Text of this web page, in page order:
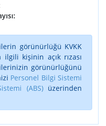
görünürlüğü KVKK
kişinin açık rızası
görünürlüğünü
Personel Bilgi Sistemi
(ABS)üzerinden